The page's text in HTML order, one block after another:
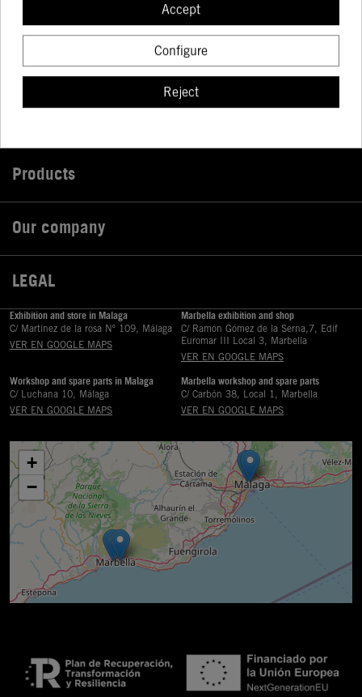
I accept the general conditions and the confidentiality policy
Products
Our company
LEGAL
Exhibition and store in Malaga
C/ Martinez de la rosa Nº 109, Málaga
VER EN GOOGLE MAPS
Marbella exhibition and shop
C/ Ramón Gómez de la Serna,7, Edif
Euromar III Local 3, Marbella
VER EN GOOGLE MAPS
Workshop and spare parts in Malaga
C/ Luchana 10, Málaga
VER EN GOOGLE MAPS
Marbella workshop and spare parts
C/ Carbón 38, Local 1, Marbella
VER EN GOOGLE MAPS
+
−
Accept
Configure
Reject